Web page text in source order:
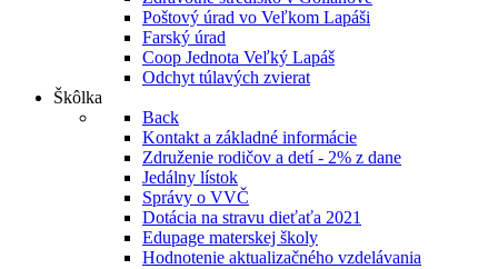
Poštový úrad vo Veľkom Lapáši
Farský úrad
Coop Jednota Veľký Lapáš
Odchyt túlavých zvierat
Škôlka
Back
Kontakt a základné informácie
Združenie rodičov a detí - 2% z dane
Jedálny lístok
Správy o VVČ
Dotácia na stravu dieťaťa 2021
Edupage materskej školy
Hodnotenie aktualizačného vzdelávania